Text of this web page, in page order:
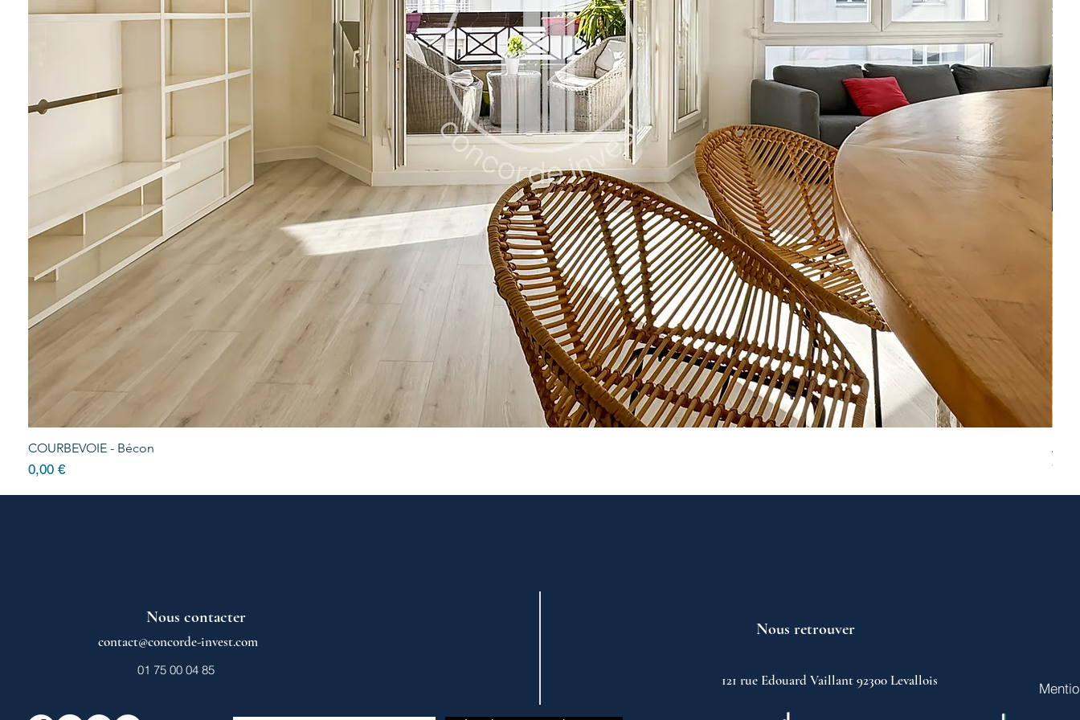
COURBEVOIE - Bécon
Prix
0,00 € Prix
749
Nous contacter
contact@concorde-invest.com
01 75 00 04 85
Nous retrouver
121 rue Edouard Vaillant 92300 Levallois